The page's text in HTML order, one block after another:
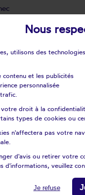
camfrout
plabennec
Nous
utilisons des
contenu et les publicités
personnalisée
votre droit à la
types de cookies ou
n'affectera pas votre
d'avis ou retirer votre
d'informations, veuillez
Je refuse